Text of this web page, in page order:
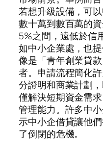
若想升級設備，可
數十萬到數百萬的
5%之間，遠低於信
如中小企業處，也
像是「青年創業貸
者。申請流程簡化
分證明和商業計劃
僅解決短期資金需
管理能力。許多中
示中小企借貸讓他
了倒閉的危機。